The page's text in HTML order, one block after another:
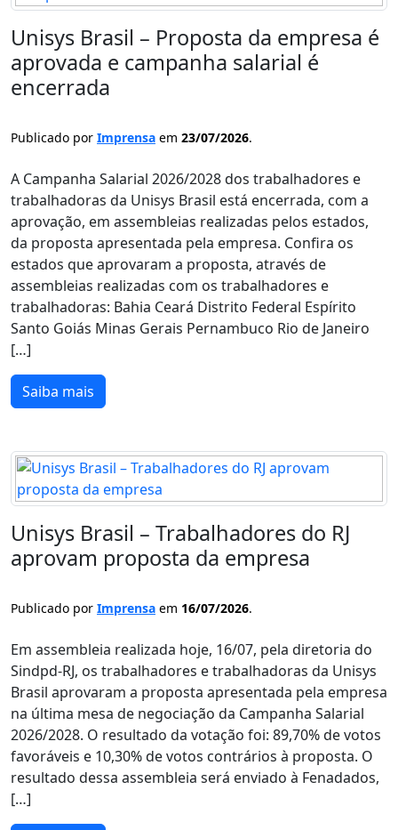
Unisys Brasil – Proposta da empresa é
aprovada e campanha salarial é
encerrada
Publicado por Imprensa em 23/07/2026.
A Campanha Salarial 2026/2028 dos trabalhadores e
trabalhadoras da Unisys Brasil está encerrada, com a
aprovação, em assembleias realizadas pelos estados,
da proposta apresentada pela empresa. Confira os
estados que aprovaram a proposta, através de
assembleias realizadas com os trabalhadores e
trabalhadoras: Bahia Ceará Distrito Federal Espírito
Santo Goiás Minas Gerais Pernambuco Rio de Janeiro
[…]
Saiba mais
Unisys Brasil – Trabalhadores do RJ
aprovam proposta da empresa
Publicado por Imprensa em 16/07/2026.
Em assembleia realizada hoje, 16/07, pela diretoria do
Sindpd-RJ, os trabalhadores e trabalhadoras da Unisys
Brasil aprovaram a proposta apresentada pela empresa
na última mesa de negociação da Campanha Salarial
2026/2028. O resultado da votação foi: 89,70% de votos
favoráveis e 10,30% de votos contrários à proposta. O
resultado dessa assembleia será enviado à Fenadados,
[…]